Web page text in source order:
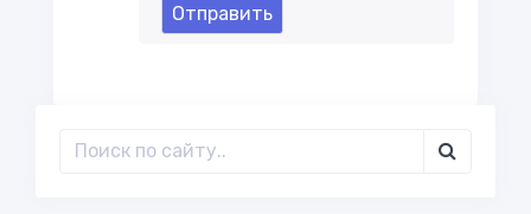
Отправить